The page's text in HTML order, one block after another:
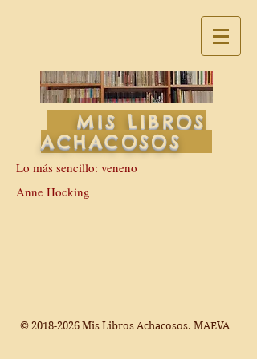
MIS LIBROS
ACHACOSOS
Lo más sencillo: veneno
Anne Hocking
© 2018-2026 Mis Libros Achacosos. MAEVA